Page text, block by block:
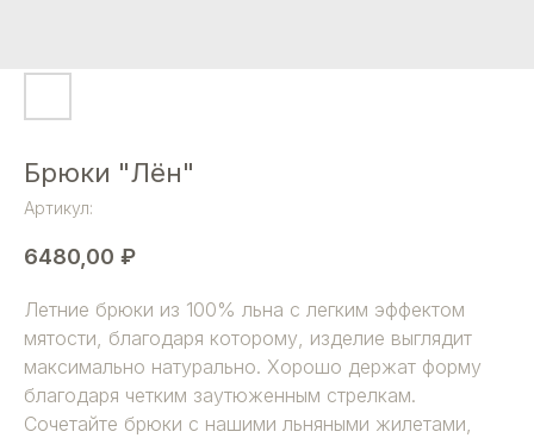
Брюки "Лён"
Артикул:
6480,00 ₽
Летние брюки из 100% льна с легким эффектом
мятости, благодаря которому, изделие выглядит
максимально натурально. Хорошо держат форму
благодаря четким заутюженным стрелкам.
Сочетайте брюки с нашими льняными жилетами,